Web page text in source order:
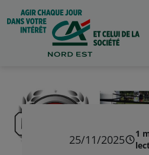
25/11/2025
1